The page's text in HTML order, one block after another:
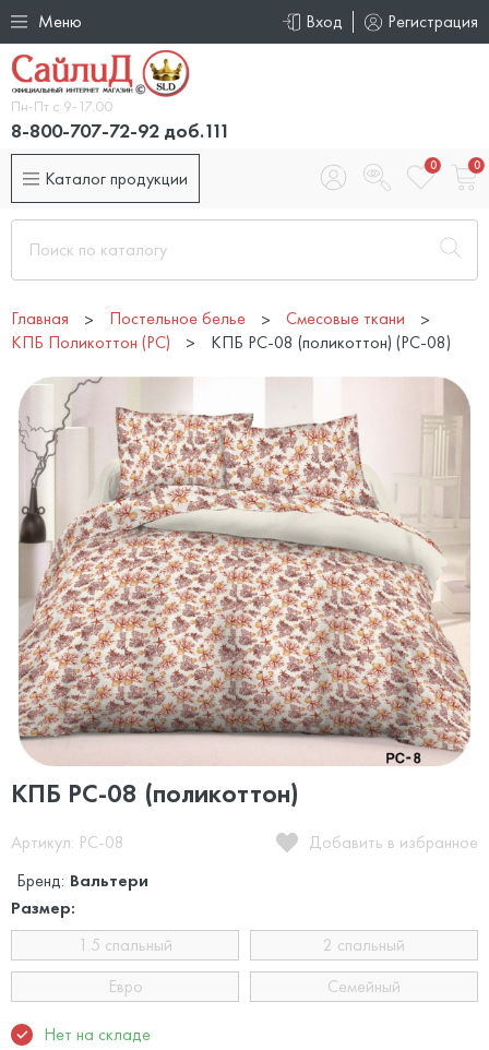
Меню Вход Регистрация
Пн-Пт с 9-17.00
8-800-707-72-92 доб.111
Каталог продукции
0 0
Главная Постельное белье
Смесовые ткани
КПБ Поликоттон (PC)
КПБ PC-08 (поликоттон) (PC-08)
КПБ PC-08 (поликоттон)
Артикул: PC-08
Добавить в избранное
Бренд: Вальтери
Размер:
1.5 спальный
2 спальный
Евро
Семейный
Нет на складе